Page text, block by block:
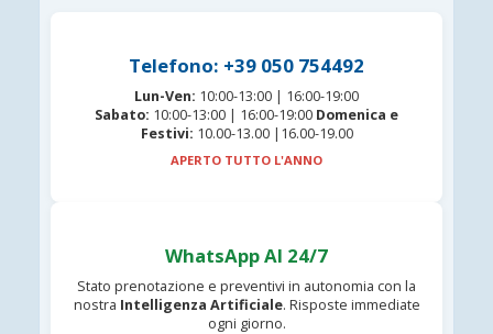
Telefono: +39 050 754492
Lun-Ven: 10:00-13:00 | 16:00-19:00
Sabato: 10:00-13:00 | 16:00-19:00 Domenica e
Festivi: 10.00-13.00 |16.00-19.00
APERTO TUTTO L'ANNO
WhatsApp AI 24/7
Stato prenotazione e preventivi in autonomia con la
nostra Intelligenza Artificiale. Risposte immediate
ogni giorno.